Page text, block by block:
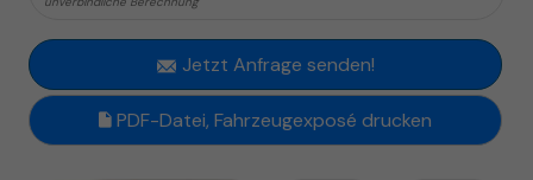
Jetzt Anfrage senden!
PDF-Datei, Fahrzeugexposé drucken